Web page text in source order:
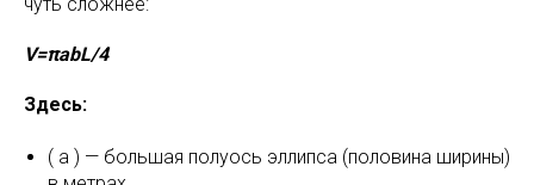
V=πabL/4
Здесь:
( a ) — большая полуось эллипса (половина ширины)